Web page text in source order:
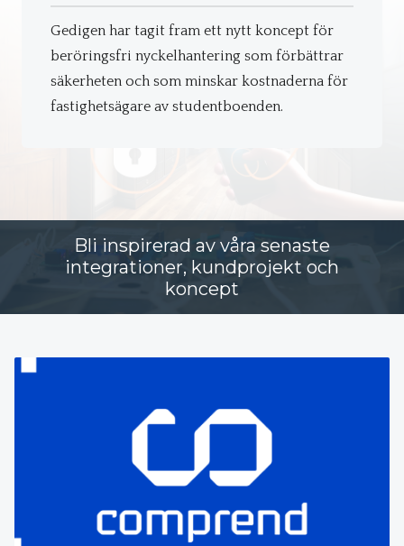
Gedigen har tagit fram ett nytt koncept för
beröringsfri nyckelhantering som förbättrar
säkerheten och som minskar kostnaderna för
fastighetsägare av studentboenden.
Bli inspirerad av våra senaste
integrationer, kundprojekt och
koncept